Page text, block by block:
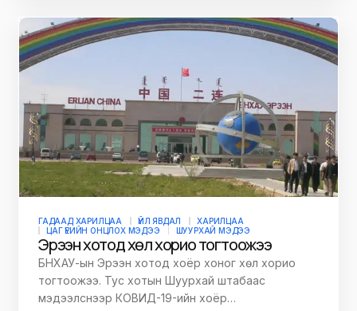
ГАДААД ХАРИЛЦАА ҮЙЛ ЯВДАЛ
ХАРИЛЦАА
ЦАГ ҮЕИЙН ОНЦЛОХ МЭДЭЭ
ШУУРХАЙ МЭДЭЭ
Эрээн хотод хөл хорио тогтоожээ
БНХАУ-ын Эрээн хотод хоёр хоног хөл хорио
тогтоожээ. Тус хотын Шуурхай штабаас
мэдээлснээр КОВИД-19-ийн хоёр…